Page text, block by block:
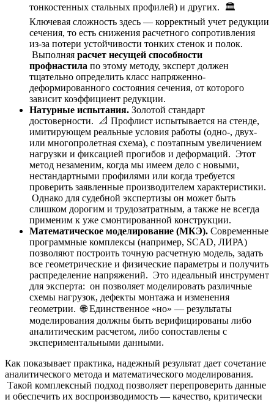
тонкостенных стальных профилей) и других. 🏛️
Ключевая сложность здесь — корректный учет редукции
сечения, то есть снижения расчетного сопротивления
из-за потери устойчивости тонких стенок и полок.
Выполняя расчет несущей способности
профнастила по этому методу, эксперт должен
тщательно определить класс напряженно-
деформированного состояния сечения, от которого
зависит коэффициент редукции.
Натурные испытания. Золотой стандарт
достоверности. 📐 Профлист испытывается на стенде,
имитирующем реальные условия работы (одно-, двух-
или многопролетная схема), с поэтапным увеличением
нагрузки и фиксацией прогибов и деформаций. Этот
метод незаменим, когда мы имеем дело с новыми,
нестандартными профилями или когда требуется
проверить заявленные производителем характеристики.
Однако для судебной экспертизы он может быть
слишком дорогим и трудозатратным, а также не всегда
применим к уже смонтированной конструкции.
Математическое моделирование (МКЭ). Современные
программные комплексы (например, SCAD, ЛИРА)
позволяют построить точную расчетную модель, задать
все геометрические и физические параметры и получить
распределение напряжений. Это идеальный инструмент
для эксперта: он позволяет моделировать различные
схемы нагрузок, дефекты монтажа и изменения
геометрии. 🌐 Единственное «но» — результаты
моделирования должны быть верифицированы либо
аналитическим расчетом, либо сопоставлены с
экспериментальными данными.
Как показывает практика, надежный результат дает сочетание
аналитического метода и математического моделирования.
Такой комплексный подход позволяет перепроверить данные
и обеспечить их воспроизводимость — качество, критически